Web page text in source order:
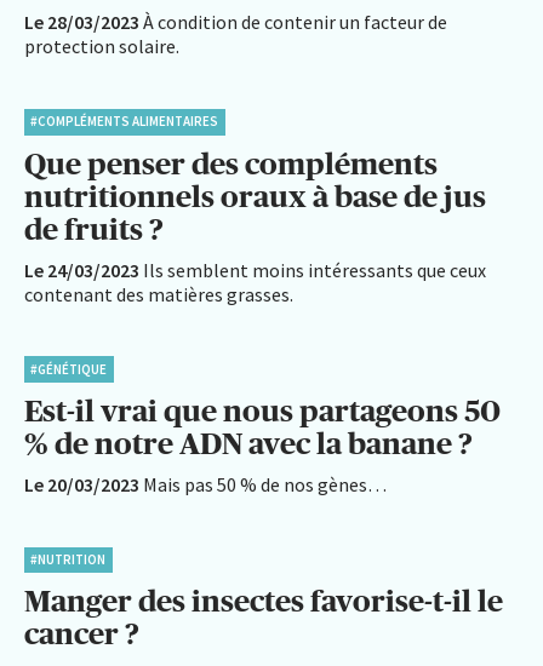
Le 28/03/2023 À condition de contenir un facteur de
protection solaire.
#COMPLÉMENTS ALIMENTAIRES
Que penser des compléments
nutritionnels oraux à base de jus
de fruits ?
Le 24/03/2023 Ils semblent moins intéressants que ceux
contenant des matières grasses.
#GÉNÉTIQUE
Est-il vrai que nous partageons 50
% de notre ADN avec la banane ?
Le 20/03/2023 Mais pas 50 % de nos gènes…
#NUTRITION
Manger des insectes favorise-t-il le
cancer ?